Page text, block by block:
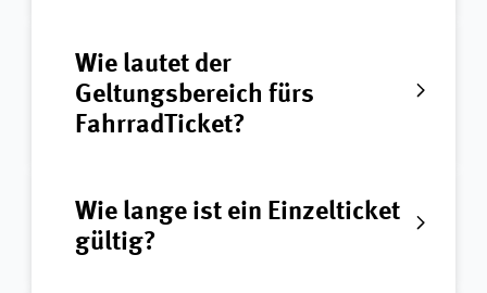
Wie lautet der
Geltungsbereich fürs
FahrradTicket?
Wie lange ist ein Einzelticket
gültig?